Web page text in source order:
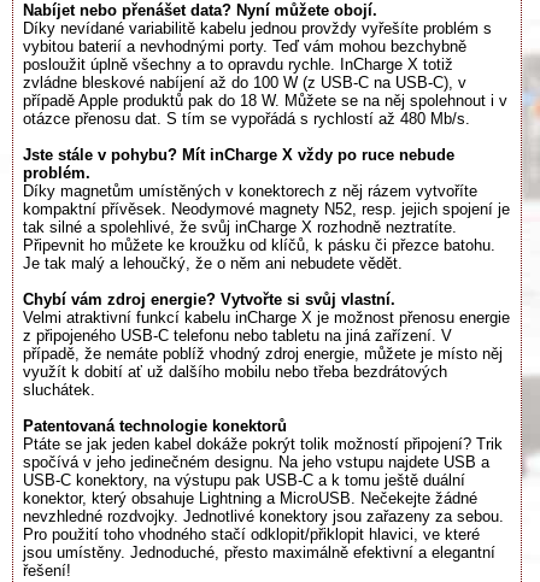
Nabíjet nebo přenášet data? Nyní můžete obojí.
Díky nevídané variabilitě kabelu jednou provždy vyřešíte problém s
vybitou baterií a nevhodnými porty. Teď vám mohou bezchybně
posloužit úplně všechny a to opravdu rychle. InCharge X totiž
zvládne bleskové nabíjení až do 100 W (z USB-C na USB-C), v
případě Apple produktů pak do 18 W. Můžete se na něj spolehnout i v
otázce přenosu dat. S tím se vypořádá s rychlostí až 480 Mb/s.
Jste stále v pohybu? Mít inCharge X vždy po ruce nebude
problém.
Díky magnetům umístěných v konektorech z něj rázem vytvoříte
kompaktní přívěsek. Neodymové magnety N52, resp. jejich spojení je
tak silné a spolehlivé, že svůj inCharge X rozhodně neztratíte.
Připevnit ho můžete ke kroužku od klíčů, k pásku či přezce batohu.
Je tak malý a lehoučký, že o něm ani nebudete vědět.
Chybí vám zdroj energie? Vytvořte si svůj vlastní.
Velmi atraktivní funkcí kabelu inCharge X je možnost přenosu energie
z připojeného USB-C telefonu nebo tabletu na jiná zařízení. V
případě, že nemáte poblíž vhodný zdroj energie, můžete je místo něj
využít k dobití ať už dalšího mobilu nebo třeba bezdrátových
sluchátek.
Patentovaná technologie konektorů
Ptáte se jak jeden kabel dokáže pokrýt tolik možností připojení? Trik
spočívá v jeho jedinečném designu. Na jeho vstupu najdete USB a
USB-C konektory, na výstupu pak USB-C a k tomu ještě duální
konektor, který obsahuje Lightning a MicroUSB. Nečekejte žádné
nevzhledné rozdvojky. Jednotlivé konektory jsou zařazeny za sebou.
Pro použití toho vhodného stačí odklopit/přiklopit hlavici, ve které
jsou umístěny. Jednoduché, přesto maximálně efektivní a elegantní
řešení!